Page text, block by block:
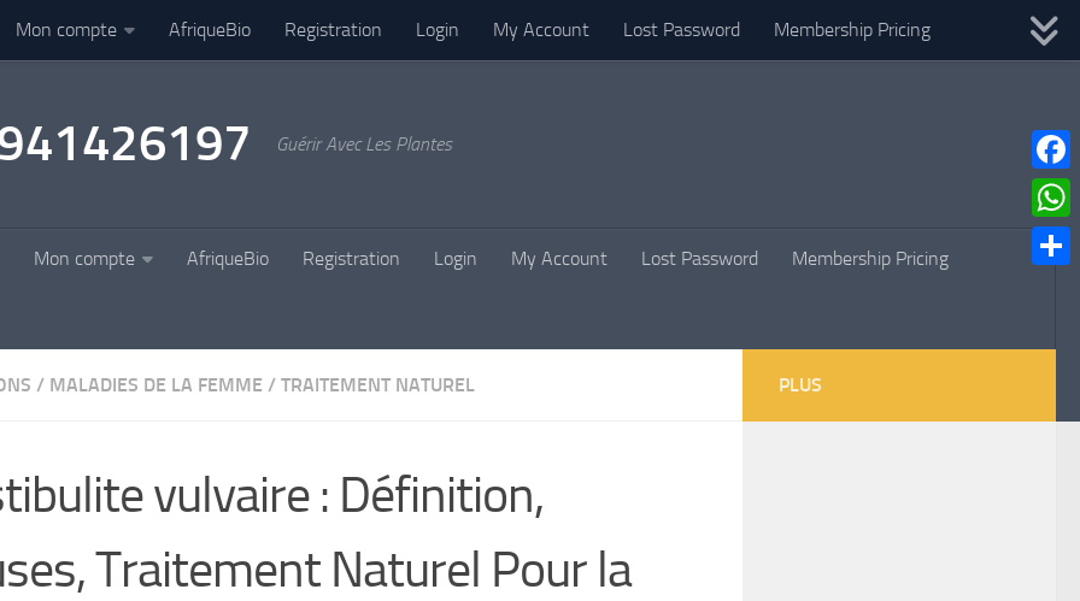
Mon compte AfriqueBio Registration Login My Account Lost Password Membership Pricing
Guérir Avec Les Plantes
Mon compte AfriqueBio Registration Login My Account Lost Password Membership Pricing
/ MALADIES DE LA FEMME / TRAITEMENT NATUREL
vulvaire : Définition,
Traitement Naturel Pour la
PLUS